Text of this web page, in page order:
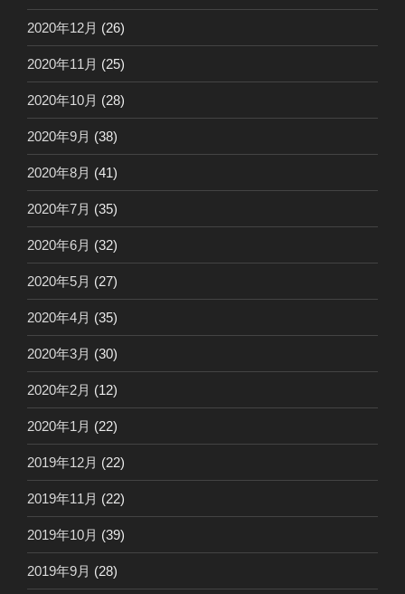
2020年12月 (26)
2020年11月 (25)
2020年10月 (28)
2020年9月 (38)
2020年8月 (41)
2020年7月 (35)
2020年6月 (32)
2020年5月 (27)
2020年4月 (35)
2020年3月 (30)
2020年2月 (12)
2020年1月 (22)
2019年12月 (22)
2019年11月 (22)
2019年10月 (39)
2019年9月 (28)